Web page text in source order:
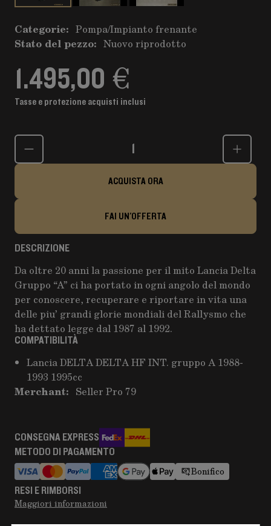
Categorie: Pompa/Impianto frenante
Stato del pezzo: Nuovo riprodotto
1.495,00 €
Tasse e protezione acquisti inclusi
Quantità
ACQUISTA ORA
FAI UN'OFFERTA
DESCRIZIONE
Da oltre 20 anni la passione per il mito Lancia Delta
Gruppo “A” ci ha portato in ogni angolo del mondo
per conoscere, recuperare e riportare in vita una
delle piu’ grandi glorie mondiali del Rallysmo che
ha dettato legge dal 1987 al 1992.
COMPATIBILITÀ
Lancia DELTA DELTA HF INT. gruppo A 1988-
1993 1995cc
Merchant: Seller Pro 79
CONSEGNA EXPRESS
METODO DI PAGAMENTO
Bonifico
RESI E RIMBORSI
Maggiori informazioni